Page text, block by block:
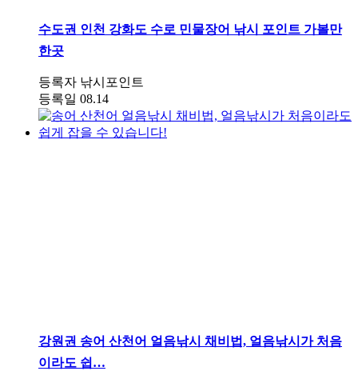
수도권 인천 강화도 수로 민물장어 낚시 포인트 가볼만
한곳
등록자 낚시포인트
등록일 08.14
강원권 송어 산천어 얼음낚시 채비법, 얼음낚시가 처음
이라도 쉽…